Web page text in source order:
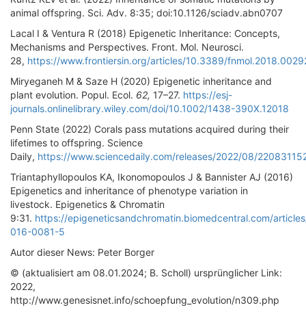
animal offspring. Sci. Adv. 8:35; doi:10.1126/sciadv.abn0707
Lacal I & Ventura R (2018) Epigenetic Inheritance: Concepts,
Mechanisms and Perspectives. Front. Mol. Neurosci.
28, https://www.frontiersin.org/articles/10.3389/
Miryeganeh M & Saze H (2020) Epigenetic inheritance and
plant evolution. Popul. Ecol. 62, 17–27. https://esj-
journals.onlinelibrary.wiley.com/doi/10.1002/1438-390X.12018
Penn State (2022) Corals pass mutations acquired during their
lifetimes to offspring. Science
Daily, https://www.sciencedaily.com/releases/2022/08/
Triantaphyllopoulos KA, Ikonomopoulos J & Bannister AJ (2016)
Epigenetics and inheritance of phenotype variation in
livestock. Epigenetics & Chromatin
9:31. https://epigeneticsandchromatin.biomedcentral.com/
016-0081-5
Autor dieser News: Peter Borger
© (aktualisiert am 08.01.2024; B. Scholl) ursprünglicher Link:
2022,
http://www.genesisnet.info/schoepfung_evolution/n309.php